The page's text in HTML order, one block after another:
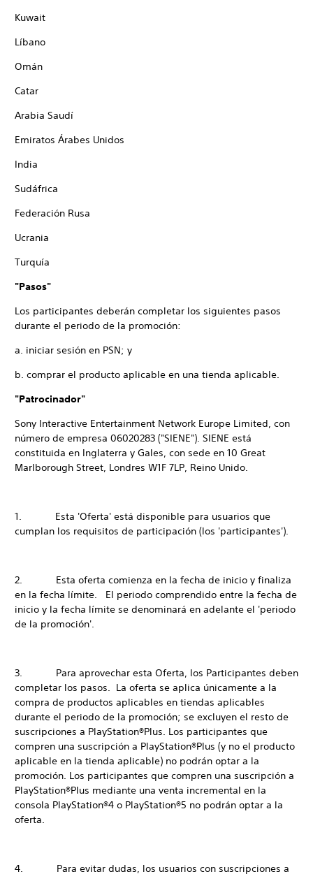
Kuwait
Líbano
Omán
Catar
Arabia Saudí
Emiratos Árabes Unidos
India
Sudáfrica
Federación Rusa
Ucrania
Turquía
"Pasos"
Los participantes deberán completar los siguientes pasos
durante el periodo de la promoción:
a. iniciar sesión en PSN; y
b. comprar el producto aplicable en una tienda aplicable.
"Patrocinador"
Sony Interactive Entertainment Network Europe Limited, con
número de empresa 06020283 ("SIENE"). SIENE está
constituida en Inglaterra y Gales, con sede en 10 Great
Marlborough Street, Londres W1F 7LP, Reino Unido.
1. Esta 'Oferta' está disponible para usuarios que
cumplan los requisitos de participación (los 'participantes').
2. Esta oferta comienza en la fecha de inicio y finaliza
en la fecha límite. El periodo comprendido entre la fecha de
inicio y la fecha límite se denominará en adelante el 'periodo
de la promoción'.
3. Para aprovechar esta Oferta, los Participantes deben
completar los pasos. La oferta se aplica únicamente a la
compra de productos aplicables en tiendas aplicables
durante el periodo de la promoción; se excluyen el resto de
suscripciones a PlayStation®Plus. Los participantes que
compren una suscripción a PlayStation®Plus (y no el producto
aplicable en la tienda aplicable) no podrán optar a la
promoción. Los participantes que compren una suscripción a
PlayStation®Plus mediante una venta incremental en la
consola PlayStation®4 o PlayStation®5 no podrán optar a la
oferta.
4. Para evitar dudas, los usuarios con suscripciones a